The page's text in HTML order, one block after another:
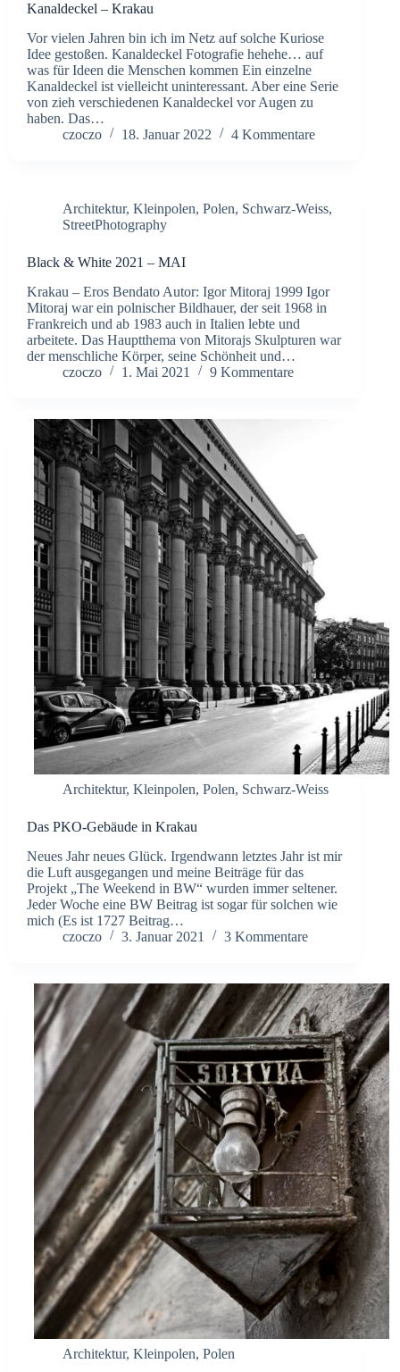
Kanaldeckel – Krakau
Vor vielen Jahren bin ich im Netz auf solche Kuriose
Idee gestoßen. Kanaldeckel Fotografie hehehe… auf
was für Ideen die Menschen kommen Ein einzelne
Kanaldeckel ist vielleicht uninteressant. Aber eine Serie
von zieh verschiedenen Kanaldeckel vor Augen zu
haben. Das…
czoczo
18. Januar 2022 4 Kommentare
Architektur, Kleinpolen, Polen, Schwarz-Weiss,
StreetPhotography
Black & White 2021 – MAI
Krakau – Eros Bendato Autor: Igor Mitoraj 1999 Igor
Mitoraj war ein polnischer Bildhauer, der seit 1968 in
Frankreich und ab 1983 auch in Italien lebte und
arbeitete. Das Hauptthema von Mitorajs Skulpturen war
der menschliche Körper, seine Schönheit und…
czoczo
1. Mai 2021 9 Kommentare
Architektur, Kleinpolen, Polen, Schwarz-Weiss
Das PKO-Gebäude in Krakau
Neues Jahr neues Glück. Irgendwann letztes Jahr ist mir
die Luft ausgegangen und meine Beiträge für das
Projekt „The Weekend in BW“ wurden immer seltener.
Jeder Woche eine BW Beitrag ist sogar für solchen wie
mich (Es ist 1727 Beitrag…
czoczo
3. Januar 2021 3 Kommentare
Architektur, Kleinpolen, Polen